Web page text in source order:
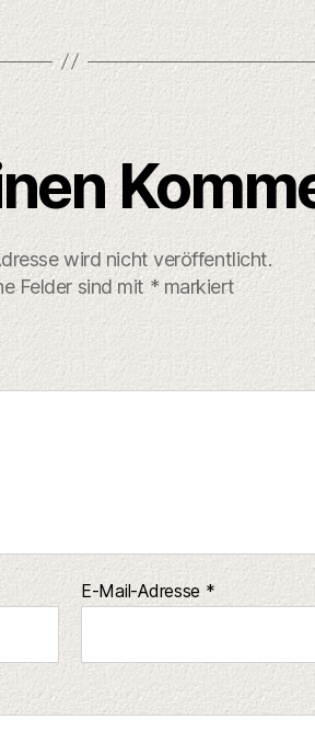
wird nicht veröffentlicht.
Felder sind mit*markiert
E-Mail-Adresse *